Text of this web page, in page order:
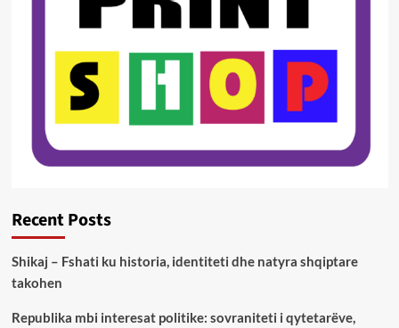
Recent Posts
Shikaj – Fshati ku historia, identiteti dhe natyra shqiptare
takohen
Republika mbi interesat politike: sovraniteti i qytetarëve,